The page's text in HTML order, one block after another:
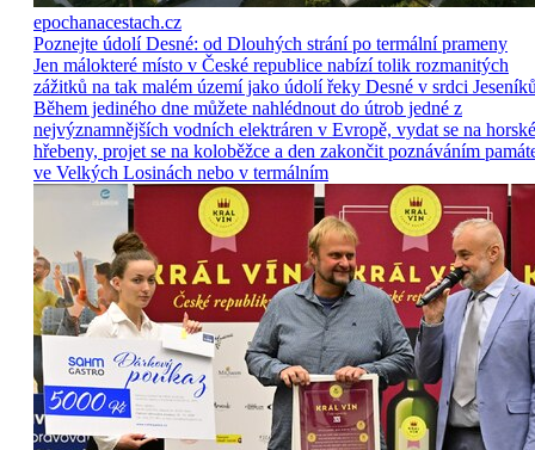
epochanacestach.cz
Poznejte údolí Desné: od Dlouhých strání po termální prameny
Jen málokteré místo v České republice nabízí tolik rozmanitých
zážitků na tak malém území jako údolí řeky Desné v srdci
Během jediného dne můžete nahlédnout do útrob jedné z
nejvýznamnějších vodních elektráren v Evropě, vydat se na horské
hřebeny, projet se na koloběžce a den zakončit poznáváním
ve Velkých Losinách nebo v termálním